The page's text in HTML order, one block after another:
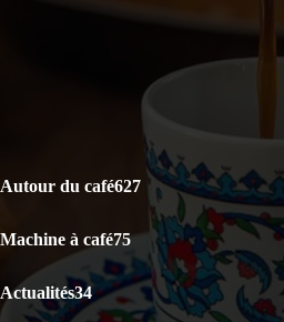
KRUPS Evidence Eco Design
CATÉGORIES POPULAIRES
Autour du café627
Machine à café75
Actualités34